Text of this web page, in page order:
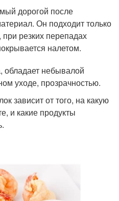
дорогой после
Он подходит только
резких перепадах
налетом.
обладает небывалой
уходе, прозрачностью.
зависит от того, на какую
и какие продукты